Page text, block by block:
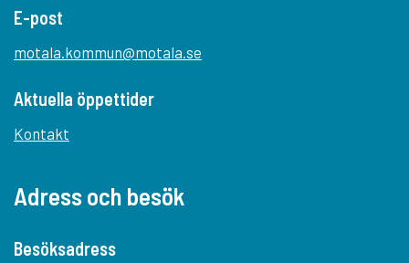
E-post
motala.kommun@motala.se
Aktuella öppettider
Kontakt
Adress och besök
Besöksadress